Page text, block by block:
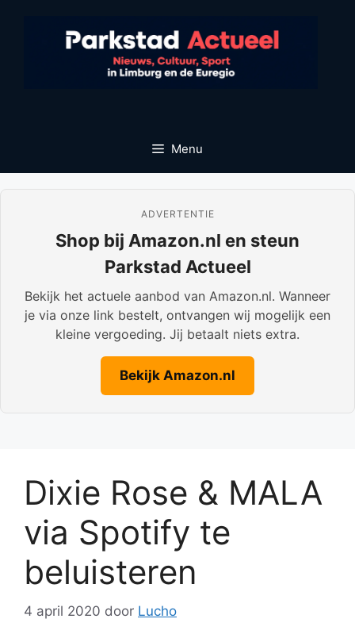
Menu
ADVERTENTIE
Shop bij Amazon.nl en steun
Parkstad Actueel
Bekijk het actuele aanbod van Amazon.nl. Wanneer
je via onze link bestelt, ontvangen wij mogelijk een
kleine vergoeding. Jij betaalt niets extra.
Bekijk Amazon.nl
Dixie Rose & MALA
via Spotify te
beluisteren
4 april 2020 door Lucho